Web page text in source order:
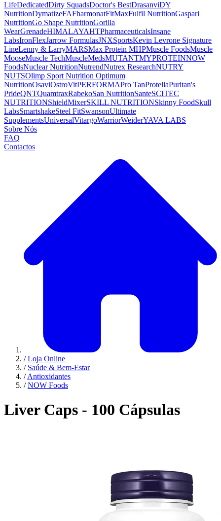
LifeDedicatedDirty SquadsDoctor's BestDrasanviDY
NutritionDymatizeFAFharmonatFitMaxFulfil NutritionGaspari
NutritionGo Shape NutritionGorilla
WearGrenadeHIMALAYAHTPharmaceuticalsInsane
LabsIronFlexJarrow FormulasJNXSportsKevin Levrone Signature
LineLenny & LarryMARSMax Protein MHPMuscle FoodsMuscle
MooseMuscle TechMuscleMedsMUTANTMYPROTEINNOW
FoodsNuclear NutritionNutrendNutrex ResearchNUTRY
NUTSOlimp Sport Nutrition Optimum
NutritionOsaviOstroVitPERFORMAPro TanProtellaPuritan's
PrideQNTQuamtraxRabekoSan NutritionSanteSCITEC
NUTRITIONShieldMixerSKILL NUTRITIONSkinny FoodSkull
LabsSmartshakeSteel FitSwansonUltimate
SupplementsUniversalVitargoWarriorWeiderYAVA LABS
Sobre Nós
FAQ
Contactos
/ Loja Online
/ Saúde & Bem-Estar
/Antioxidantes
/ NOW Foods
Liver Caps - 100 Cápsulas